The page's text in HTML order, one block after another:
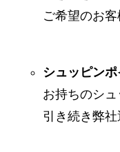
ご希望のお
シュッピン
お持ちのシ
引き続き弊